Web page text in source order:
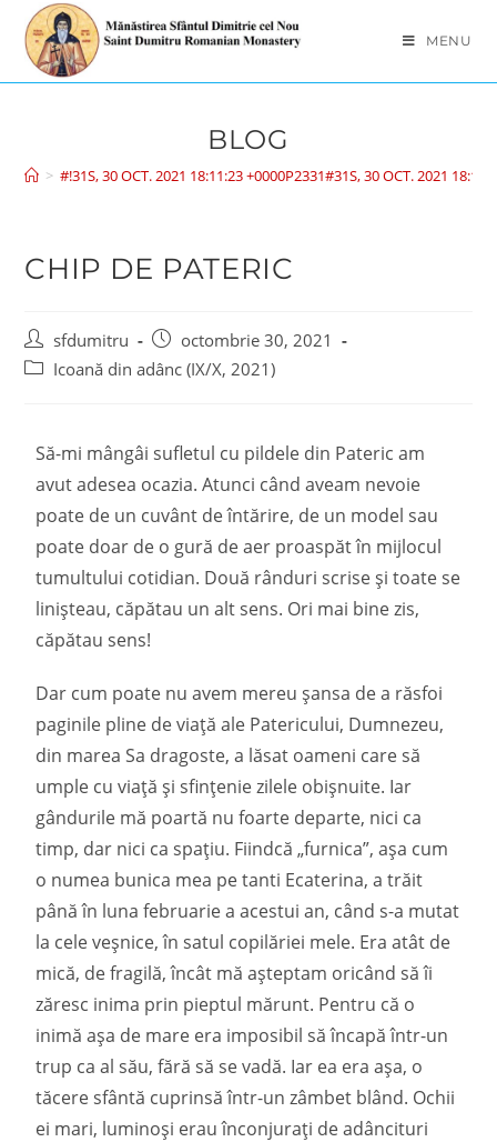
MENU
BLOG
> #!31S, 30 OCT. 2021 18:11:23 +0000P2331#31S, 30 OCT. 2021
CHIP DE PATERIC
sfdumitru
octombrie 30, 2021
Icoană din adânc (IX/X, 2021)
Să-mi mângâi sufletul cu pildele din Pateric am
avut adesea ocazia. Atunci când aveam nevoie
poate de un cuvânt de întărire, de un model sau
poate doar de o gură de aer proaspăt în mijlocul
tumultului cotidian. Două rânduri scrise și toate se
linișteau, căpătau un alt sens. Ori mai bine zis,
căpătau sens!
Dar cum poate nu avem mereu șansa de a răsfoi
paginile pline de viață ale Patericului, Dumnezeu,
din marea Sa dragoste, a lăsat oameni care să
umple cu viață și sfințenie zilele obișnuite. Iar
gândurile mă poartă nu foarte departe, nici ca
timp, dar nici ca spațiu. Fiindcă „furnica”, așa cum
o numea bunica mea pe tanti Ecaterina, a trăit
până în luna februarie a acestui an, când s-a mutat
la cele veșnice, în satul copilăriei mele. Era atât de
mică, de fragilă, încât mă așteptam oricând să îi
zăresc inima prin pieptul mărunt. Pentru că o
inimă așa de mare era imposibil să încapă într-un
trup ca al său, fără să se vadă. Iar ea era așa, o
tăcere sfântă cuprinsă într-un zâmbet blând. Ochii
ei mari, luminoși erau înconjurați de adâncituri